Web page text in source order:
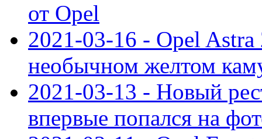
от Opel
2021-03-16 - Opel Astra
необычном желтом
2021-03-13 - Новый
впервые попался на